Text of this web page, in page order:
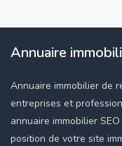
Annuaire
Annuaire immobilier de
entreprises et
annuaire immobilier
position de votre site